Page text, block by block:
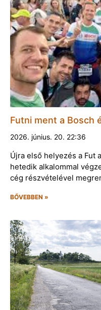
Futni ment a Bosch
2026. június. 20. 22:36
Újra első helyezés a Fut
hetedik alkalommal
cég részvételével
BŐVEBBEN »